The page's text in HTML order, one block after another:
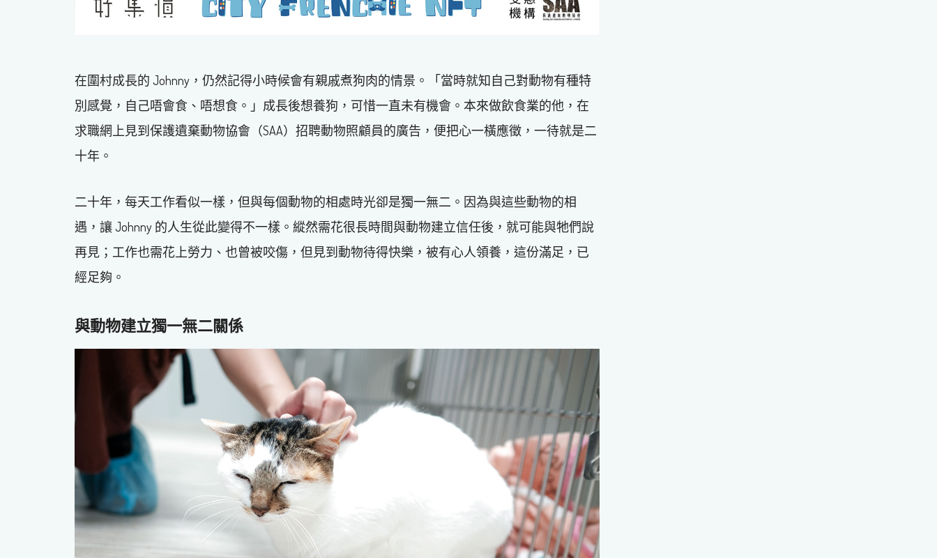
在圍村成長的 Johnny，仍然記得小時候會有親戚煮狗肉的情景。「當時就知自己對動物有種特
別感覺，自己唔會食、唔想食。」成長後想養狗，可惜一直未有機會。本來做飲食業的他，在
求職網上見到保護遺棄動物協會（SAA）招聘動物照顧員的廣告，便把心一橫應徵，一待就是二
十年。
二十年，每天工作看似一樣，但與每個動物的相處時光卻是獨一無二。因為與這些動物的相
遇，讓 Johnny 的人生從此變得不一樣。縱然需花很長時間與動物建立信任後，就可能與牠們說
再見；工作也需花上勞力、也曾被咬傷，但見到動物待得快樂，被有心人領養，這份滿足，已
經足夠。
與動物建立獨一無二關係